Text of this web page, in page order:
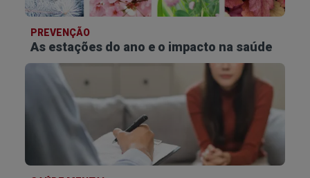
PREVENÇÃO
As estações do ano e o impacto na saúde